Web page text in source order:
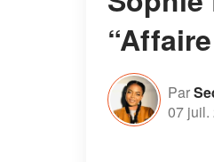
Par
07 juil.